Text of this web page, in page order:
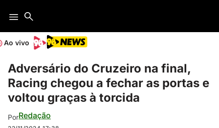
Ao vivo
Adversário do Cruzeiro na final,
Racing chegou a fechar as portas e
voltou graças à torcida
PorRedação